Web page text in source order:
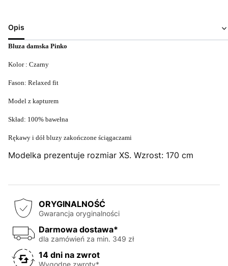
Opis
Bluza damska Pinko
Kolor : Czarny
Fason: Relaxed fit
Model z kapturem
Skład: 100% bawełna
Rękawy i dół bluzy zakończone ściągaczami
Modelka prezentuje rozmiar XS. Wzrost: 170 cm
ORYGINALNOŚĆ
Gwarancja oryginalności
Darmowa dostawa*
dla zamówień za min. 349 zł
14 dni na zwrot
Wygodne zwroty*